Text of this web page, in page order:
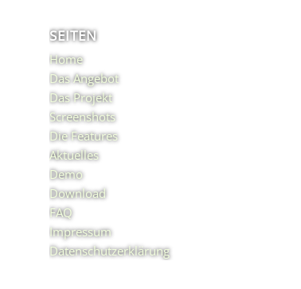
SEITEN
Home
Das Angebot
Das Projekt
Screenshots
Die Features
Aktuelles
Demo
Download
FAQ
Impressum
Datenschutzerklärung